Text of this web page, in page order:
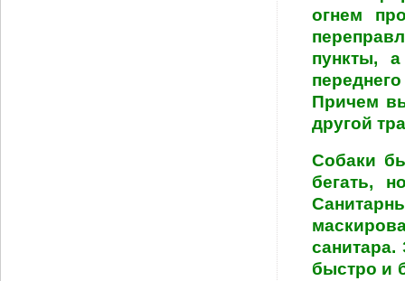
огнем
пункты,
Причем
другой
Собаки
бегать,
быстро и